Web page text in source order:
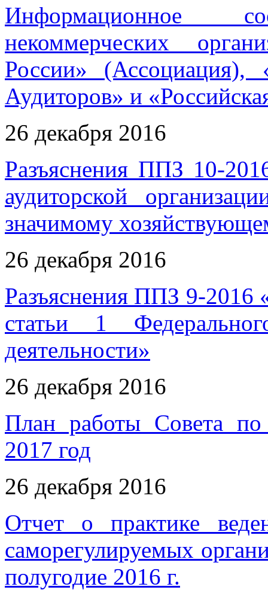
Информационное
некоммерческих
России» (Ассоциация),
Аудиторов» и
26 декабря 2016
Разъяснения ППЗ 10-
аудиторской
значимому
26 декабря 2016
Разъяснения ППЗ 9-2016
статьи 1
деятельности»
26 декабря 2016
План работы Совета по
2017 год
26 декабря 2016
Отчет о практике
саморегулируемых
полугодие 2016 г.